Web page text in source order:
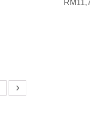
RM